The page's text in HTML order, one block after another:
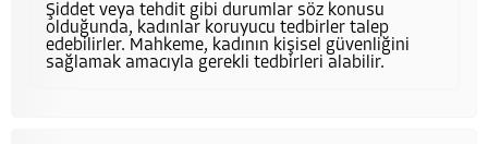
Şiddet veya tehdit gibi durumlar söz konusu
olduğunda, kadınlar koruyucu tedbirler talep
edebilirler. Mahkeme, kadının kişisel güvenliğini
sağlamak amacıyla gerekli tedbirleri alabilir.